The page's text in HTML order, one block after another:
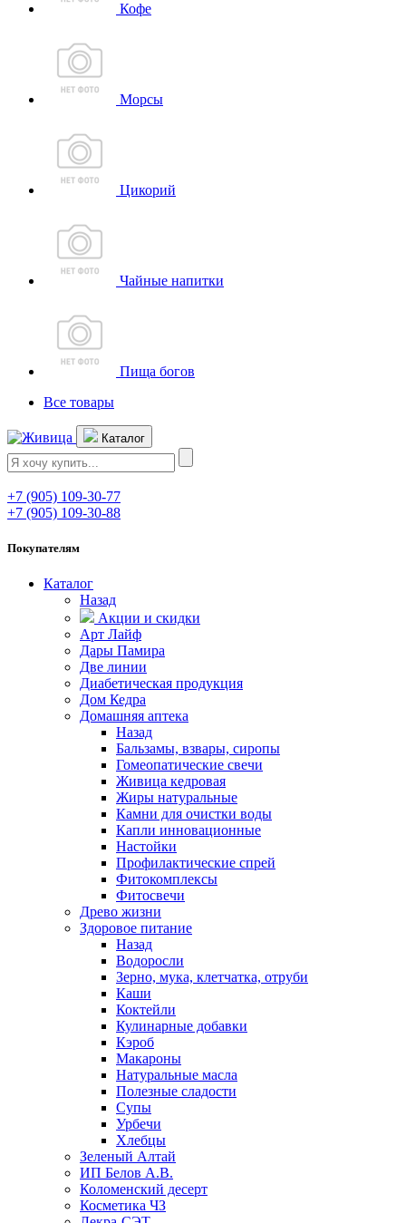
Кофе
Морсы
Цикорий
Чайные напитки
Пища богов
Все товары
Каталог
+7 (905) 109-30-77
+7 (905) 109-30-88
Покупателям
Каталог
Назад
Акции и скидки
Арт Лайф
Дары Памира
Две линии
Диабетическая продукция
Дом Кедра
Домашняя аптека
Назад
Бальзамы, взвары, сиропы
Гомеопатические свечи
Живица кедровая
Жиры натуральные
Камни для очистки воды
Капли инновационные
Настойки
Профилактические спрей
Фитокомплексы
Фитосвечи
Древо жизни
Здоровое питание
Назад
Водоросли
Зерно, мука, клетчатка, отруби
Каши
Коктейли
Кулинарные добавки
Кэроб
Макароны
Натуральные масла
Полезные сладости
Супы
Урбечи
Хлебцы
Зеленый Алтай
ИП Белов А.В.
Коломенский десерт
Косметика ЧЗ